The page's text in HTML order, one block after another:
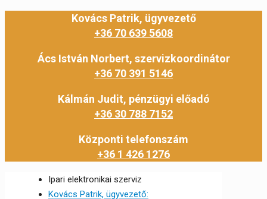
Kovács Patrik, ügyvezető
+36 70 639 5608
Ács István Norbert, szervizkoordinátor
+36 70 391 5146
Kálmán Judit, pénzügyi előadó
+36 30 788 7152
Központi telefonszám
+36 1 426 1276
Ipari elektronikai szerviz
Kovács Patrik, ügyvezető: